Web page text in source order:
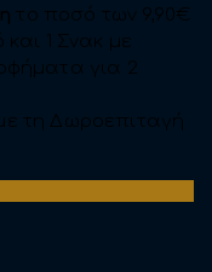
το ποσό των 9,90€
1 Σνακ με
για 2
τη Δωροεπιταγή